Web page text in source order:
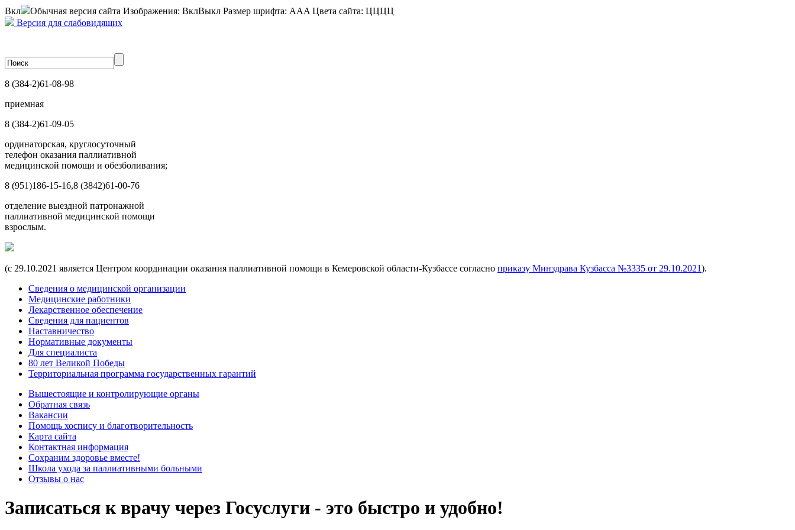
Вкл Обычная версия сайта Изображения: ВклВыкл Размер шрифта: AAA Цвета сайта: ЦЦЦЦ
Версия для слабовидящих
8 (384-2)61-08-98
приемная
8 (384-2)61-09-05
ординаторская, круглосуточный
телефон оказания паллиативной
медицинской помощи и обезболивания;
8 (951)186-15-16,8 (3842)61-00-76
отделение выездной патронажной
паллиативной медицинской помощи
взрослым.
(с 29.10.2021 является Центром координации оказания паллиативной помощи в Кемеровской области-Кузбассе согласно приказу Минздрава Кузбасса №3335 от 29.10.2021).
Сведения о медицинской организации
Медицинские работники
Лекарственное обеспечение
Сведения для пациентов
Наставничество
Нормативные документы
Для специалиста
80 лет Великой Победы
Территориальная программа государственных гарантий
Вышестоящие и контролирующие органы
Обратная связь
Вакансии
Помощь хоспису и благотворительность
Карта сайта
Контактная информация
Сохраним здоровье вместе!
Школа ухода за паллиативными больными
Отзывы о нас
Записаться к врачу через Госуслуги - это быстро и удобно!